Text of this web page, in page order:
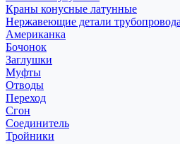
Краны конусные латунные
Нержавеющие детали трубопровода
Американка
Бочонок
Заглушки
Муфты
Отводы
Переход
Сгон
Соединитель
Тройники